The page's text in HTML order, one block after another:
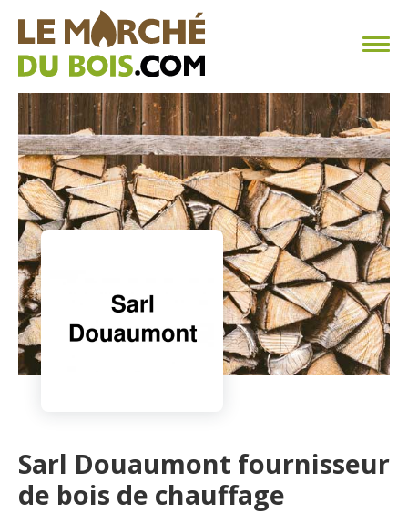
CHAUFFAGE AU BOIS
FAQ
CALCULER SA CONSOMMATION
TROUVER SON FOURNISSEUR
BLOG
ESPACE PRO
Sarl Douaumont fournisseur
de bois de chauffage